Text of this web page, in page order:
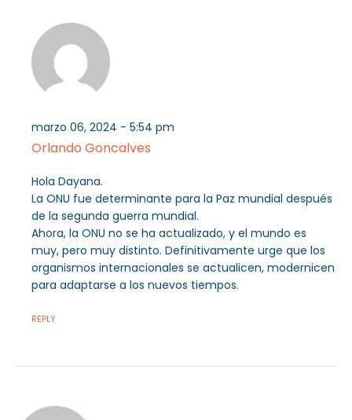
marzo 06, 2024 - 5:54 pm
Orlando Goncalves
Hola Dayana.
La ONU fue determinante para la Paz mundial después
de la segunda guerra mundial.
Ahora, la ONU no se ha actualizado, y el mundo es
muy, pero muy distinto. Definitivamente urge que los
organismos internacionales se actualicen, modernicen
para adaptarse a los nuevos tiempos.
REPLY